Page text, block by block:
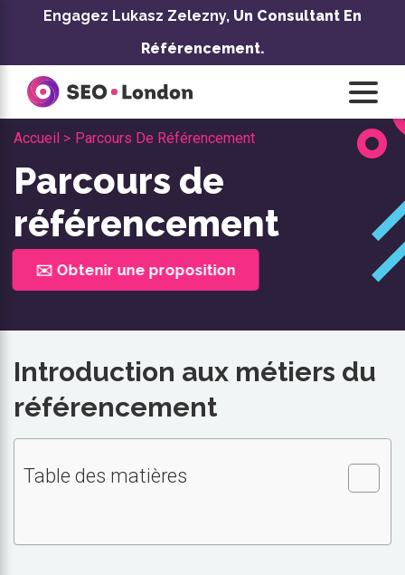
Engagez Lukasz Zelezny, Un Consultant En
Référencement.
Accueil > Parcours De Référencement
Parcours de
référencement
✉️ Obtenir une proposition
Introduction aux métiers du
référencement
Table des matières